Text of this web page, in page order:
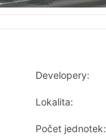
Developery:
Lokalita:
Počet jednotek: